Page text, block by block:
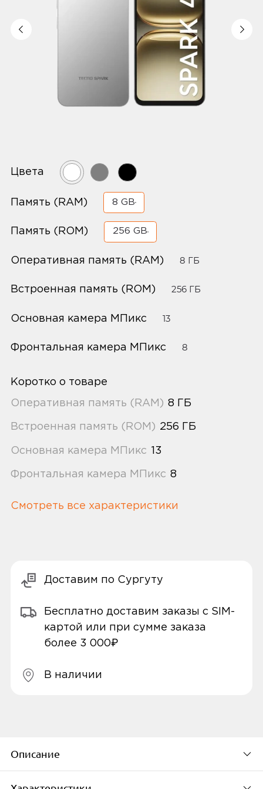
Цвета
Память (RAM) 8 GB
Память (ROM) 256 GB
Оперативная память (RAM) 8 ГБ
Встроенная память (ROM) 256 ГБ
Основная камера МПикс 13
Фронтальная камера МПикс 8
Коротко о товаре
Оперативная память (RAM) 8 ГБ
Встроенная память (ROM) 256 ГБ
Основная камера МПикс 13
Фронтальная камера МПикс 8
Смотреть все характеристики
Доставим по Сургуту
Бесплатно доставим заказы с SIM-
картой или при сумме заказа
более 3 000₽
В наличии
Описание